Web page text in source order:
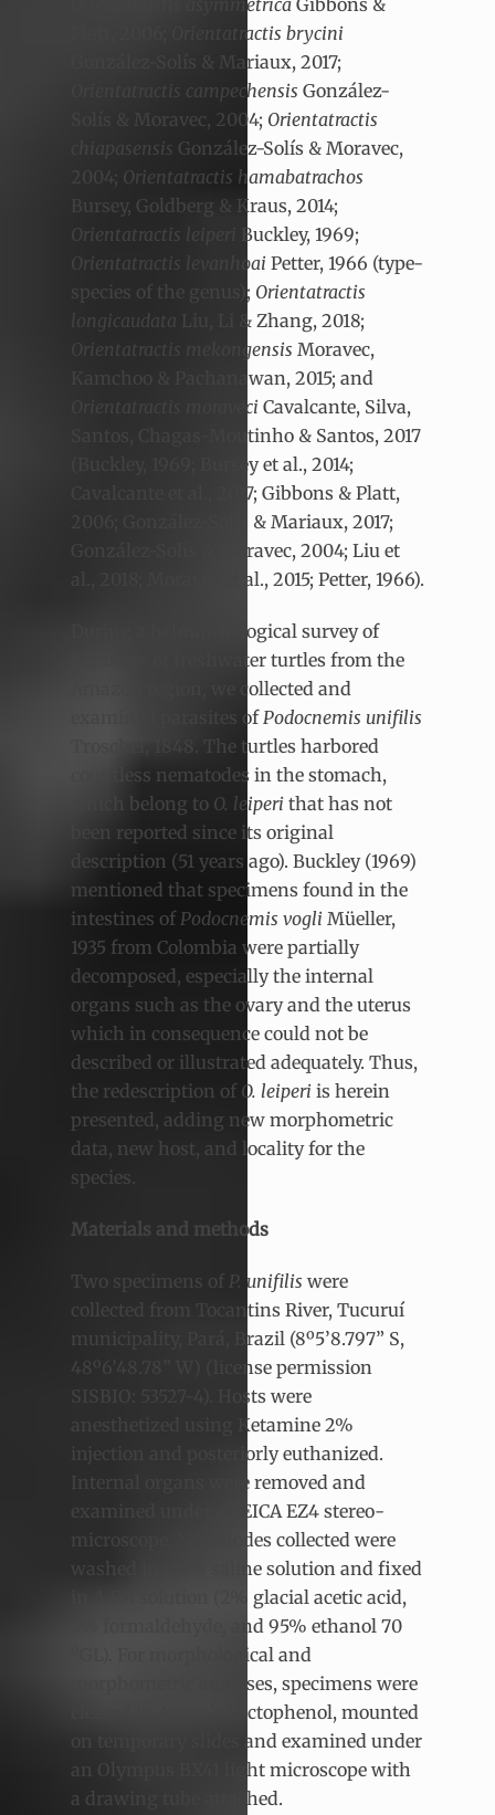
Orientatractis asymmetrica Gibbons &
Orientatractis brycini
González-Solís & Mariaux, 2017;
Orientatractis campechensis González-
Solís & Moravec, 2004; Orientatractis
chiapasensis González-Solís & Moravec,
2004; Orientatractis hamabatrachos
Bursey, Goldberg & Kraus, 2014;
Orientatractis leiperi
Buckley, 1969;
Orientatractis levanhoai Petter, 1966 (type-
species of the genus); Orientatractis
longicaudata Liu, Li & Zhang, 2018;
Orientatractis mekongensis Moravec,
Kamchoo & Pachanawan, 2015; and
Orientatractis moraveci Cavalcante, Silva,
Santos, Chagas-Moutinho & Santos, 2017
(Buckley, 1969; Bursey et al., 2014;
Cavalcante et al., 2017; Gibbons & Platt,
2006; González-Solís & Mariaux, 2017;
González-Solís & Moravec, 2004; Liu et
al., 2018; Moravec et al., 2015; Petter, 1966).
During a helminthological survey of
parasites of freshwater turtles from the
Amazon region, we collected and
examined parasites ofPodocnemis unifilis
Troschel, 1848. The turtles harbored
countless nematodes in the stomach,
which belong to O. leiperi that has not
been reported since its original
description (51 years ago). Buckley (1969)
mentioned that specimens found in the
intestines ofPodocnemis vogli Müeller,
1935 from Colombia were partially
decomposed, especially the internal
organs such as the ovary and the uterus
which in consequence could not be
described or illustrated adequately. Thus,
the redescription of O. leiperi is herein
presented, adding new morphometric
data, new host, and locality for the
species.
Materials and methods
Two specimens of P. unifilis were
collected from Tocantins River, Tucuruí
municipality, Pará, Brazil (8º5’8.797” S,
48º6’48.78” W) (license permission
SISBIO: 53527-4). Hosts were
anesthetized using Ketamine 2%
injection and posteriorly euthanized.
Internal organs were removed and
examined under a LEICA EZ4 stereo-
microscope. Nematodes collected were
washed in 0.9% saline solution and fixed
in A.F.A solution (2% glacial acetic acid,
3% formaldehyde, and 95% ethanol 70
ºGL). For morphological and
morphometric analyses, specimens were
cleared in Aman’s Lactophenol, mounted
on temporary slides and examined under
an Olympus BX41 light microscope with
a drawing tube attached.